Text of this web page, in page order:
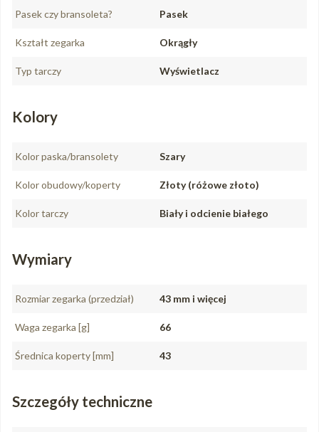
Pasek czy bransoleta? Pasek
Kształt zegarka Okrągły
Typ tarczy Wyświetlacz
Kolory
Kolor paska/bransolety Szary
Kolor obudowy/koperty Złoty (różowe złoto)
Kolor tarczy Biały i odcienie białego
Wymiary
Rozmiar zegarka (przedział) 43 mm i więcej
Waga zegarka [g] 66
Średnica koperty [mm] 43
Szczegóły techniczne